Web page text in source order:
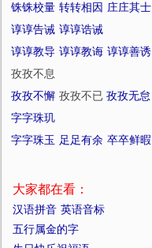
铢铢校量 转转相因 庄庄其士
谆谆告诫 谆谆诰诫
谆谆教导 谆谆教诲 谆谆善诱
孜孜不息
孜孜不懈 孜孜不已 孜孜无怠
字字珠玑
字字珠玉 足足有余 卒卒鲜暇
大家都在看：
汉语拼音 英语音标
五行属金的字